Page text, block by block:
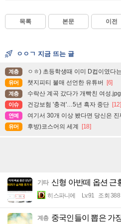
목록 본문 이전
ㅇㅇㄱ 지금 뜨는 글
계층 ㅇㅎ) 초등학생때 이미 D컵이였다
유머 챗지피티 불매 선언한 유튜버 [6]
계층 수락산 계곡 갔다가 개빡친 여성.jpg
이슈 건강보험 '충격'…5년 흑자 중단 [12]
연예 여기서 30개 이상 봤다면 당신은 진
유머 후방)코스어의 세계 [18]
기타 신형 아반떼 옵션 근
히스파니에 Lv.91 조회 388
계층 중국인들이 뽑은 가